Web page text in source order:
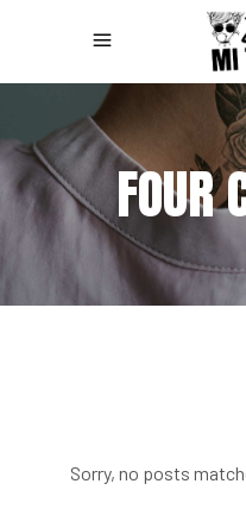
FOUR
Sorry, no posts